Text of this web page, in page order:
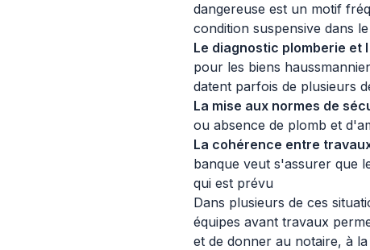
dangereuse est un motif
condition suspensive dans
Le diagnostic plomberie et
pour les biens
datent parfois de plusieurs
La mise aux normes de
ou absence de plomb et
La cohérence entre
banque veut s'assurer que
qui est prévu
Dans plusieurs de ces
équipes avant travaux
et de donner au notaire, à